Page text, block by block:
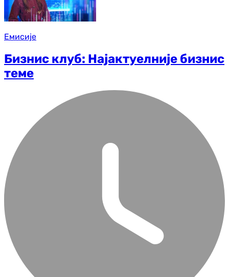
Емисије
Бизнис клуб: Најактуелније бизнис
теме